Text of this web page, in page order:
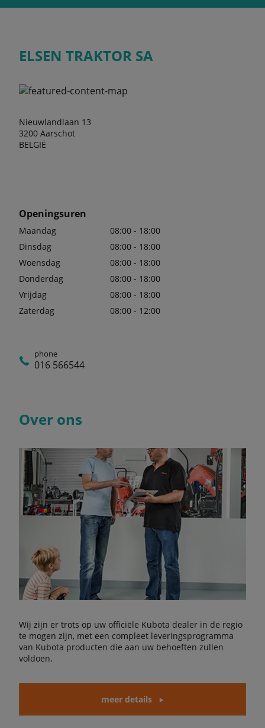
ELSEN TRAKTOR SA
Nieuwlandlaan 13
3200 Aarschot
BELGIË
Openingsuren
Maandag
08:00 - 18:00
Dinsdag
08:00 - 18:00
Woensdag
08:00 - 18:00
Donderdag
08:00 - 18:00
Vrijdag
08:00 - 18:00
Zaterdag
08:00 - 12:00
phone
016 566544
Over ons
Wij zijn er trots op uw officiële Kubota dealer in de regio
te mogen zijn, met een compleet leveringsprogramma
van Kubota producten die aan uw behoeften zullen
voldoen.
meer details